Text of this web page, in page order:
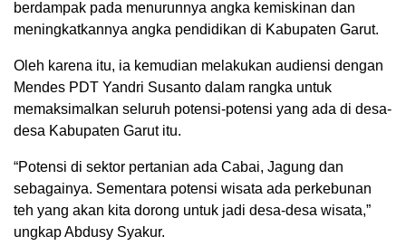
berdampak pada menurunnya angka kemiskinan dan
meningkatkannya angka pendidikan di Kabupaten Garut.
Oleh karena itu, ia kemudian melakukan audiensi dengan
Mendes PDT Yandri Susanto dalam rangka untuk
memaksimalkan seluruh potensi-potensi yang ada di desa-
desa Kabupaten Garut itu.
“Potensi di sektor pertanian ada Cabai, Jagung dan
sebagainya. Sementara potensi wisata ada perkebunan
teh yang akan kita dorong untuk jadi desa-desa wisata,”
ungkap Abdusy Syakur.